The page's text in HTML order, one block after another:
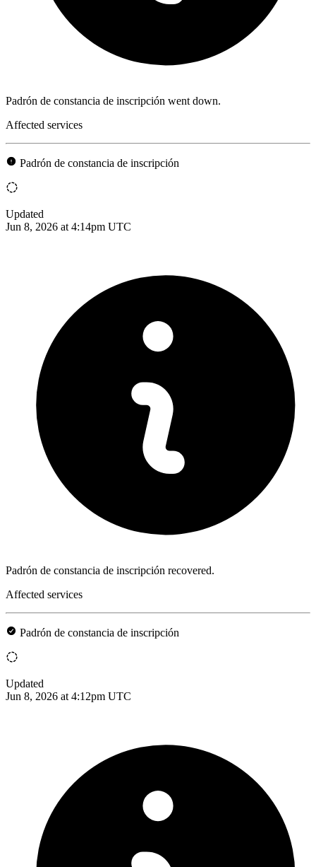
Padrón de constancia de inscripción went down.
Affected services
Padrón de constancia de inscripción
Updated
Jun 8, 2026 at 4:14pm UTC
Padrón de constancia de inscripción recovered.
Affected services
Padrón de constancia de inscripción
Updated
Jun 8, 2026 at 4:12pm UTC